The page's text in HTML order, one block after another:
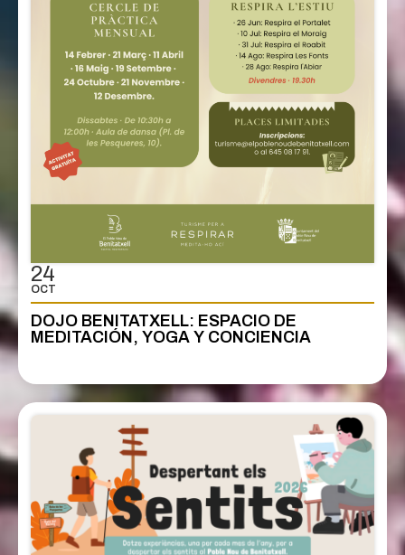
24
OCT
DOJO BENITATXELL: ESPACIO DE
MEDITACIÓN, YOGA Y CONCIENCIA